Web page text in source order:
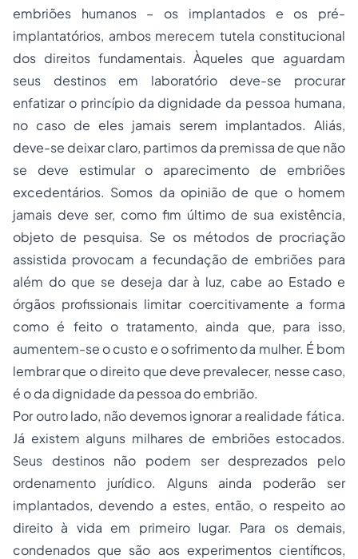
embriões humanos – os implantados e os pré-
implantatórios, ambos merecem tutela constitucional
dos direitos fundamentais. Àqueles que aguardam
seus destinos em laboratório deve-se procurar
enfatizar o princípio da dignidade da pessoa humana,
no caso de eles jamais serem implantados. Aliás,
deve-se deixar claro, partimos da premissa de que não
se deve estimular o aparecimento de embriões
excedentários. Somos da opinião de que o homem
jamais deve ser, como fim último de sua existência,
objeto de pesquisa. Se os métodos de procriação
assistida provocam a fecundação de embriões para
além do que se deseja dar à luz, cabe ao Estado e
órgãos profissionais limitar coercitivamente a forma
como é feito o tratamento, ainda que, para isso,
aumentem-se o custo e o sofrimento da mulher. É bom
lembrar que o direito que deve prevalecer, nesse caso,
é o da dignidade da pessoa do embrião.
Por outro lado, não devemos ignorar a realidade fática.
Já existem alguns milhares de embriões estocados.
Seus destinos não podem ser desprezados pelo
ordenamento jurídico. Alguns ainda poderão ser
implantados, devendo a estes, então, o respeito ao
direito à vida em primeiro lugar. Para os demais,
condenados que são aos experimentos científicos,